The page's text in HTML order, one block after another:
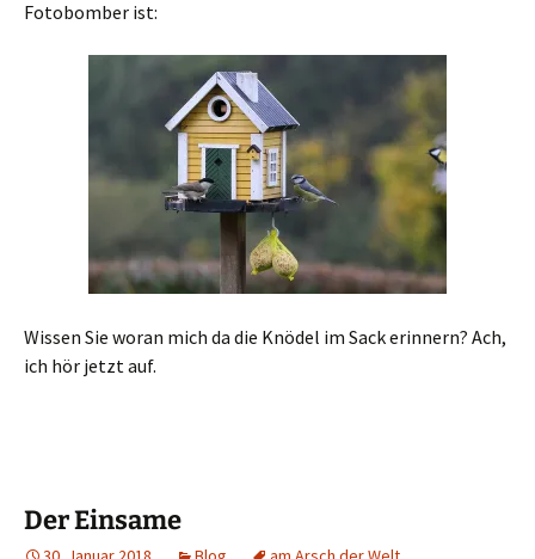
Fotobomber ist:
Wissen Sie woran mich da die Knödel im Sack erinnern? Ach,
ich hör jetzt auf.
Der Einsame